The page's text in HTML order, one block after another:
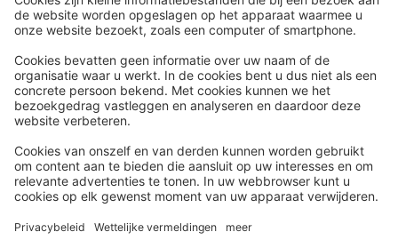
Nieuws
Whitepapers
Webinars
Word lid
Contact
HR Academy
HR Podcast
CHRO
HR Day
Volg Ons